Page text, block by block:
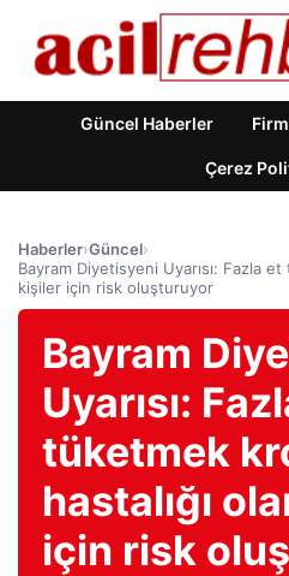
Güncel Haberler
Çerez
Haberler›Güncel›
Bayram Diyetisyeni Uyarısı: Fazla
kişiler için risk oluşturuyor
Bayram
Uyarısı:
tüketmek
hastalığı
için risk